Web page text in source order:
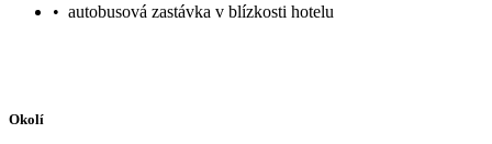
• autobusová zastávka v blízkosti hotelu
Okolí